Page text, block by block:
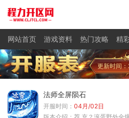
网站首页 游戏资料 热门攻略 精
更新时间
法师全屏陨石
开服时间： 04月/02日